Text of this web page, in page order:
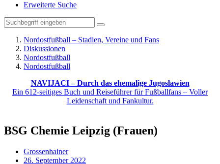
Erweiterte Suche
Nordostfußball – Stadien, Vereine und Fans
Diskussionen
Nordostfußball
Nordostfußball
NAVIJACI – Durch das ehemalige Jugoslawien
Ein 612-seitiges Buch und Reiseführer für Fußballfans – Voller
Leidenschaft und Fankultur.
BSG Chemie Leipzig (Frauen)
Grossenhainer
26. September 2022